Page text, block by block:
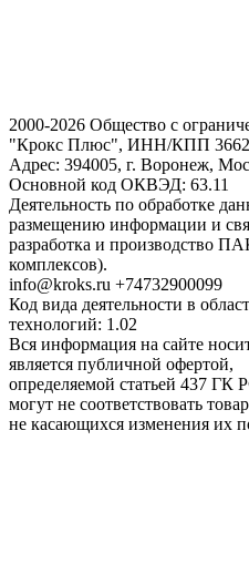
2000-2026 Общество с
"Крокс Плюс", ИНН/КПП
Адрес: 394005, г. Воронеж,
Основной код ОКВЭД: 63.11
Деятельность по обработке
размещению информации и
разработка и производство
комплексов).
info@kroks.ru +74732900099
Код вида деятельности в
технологий: 1.02
Вся информация на сайте
является публичной офертой,
определяемой статьей 437
могут не соответствовать
не касающихся изменения их